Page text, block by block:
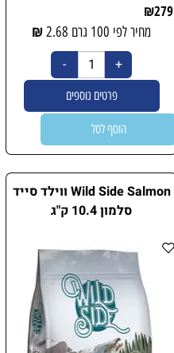
₪279
מחיר לפי 100 גרם 2.68
₪
פרטים נוספים
הוסף לסל
Wild Side Salmon ווילד סייד
סלמון 10.4 ק"ג